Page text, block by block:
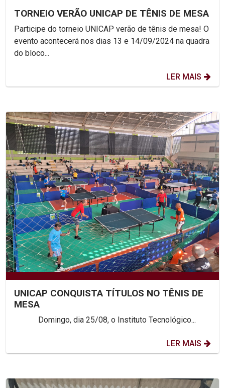
TORNEIO VERÃO UNICAP DE TÊNIS DE MESA
Participe do torneio UNICAP verão de tênis de mesa! O
evento acontecerá nos dias 13 e 14/09/2024 na quadra
do bloco...
LER MAIS
UNICAP CONQUISTA TÍTULOS NO TÊNIS DE
MESA
Domingo, dia 25/08, o Instituto Tecnológico...
LER MAIS